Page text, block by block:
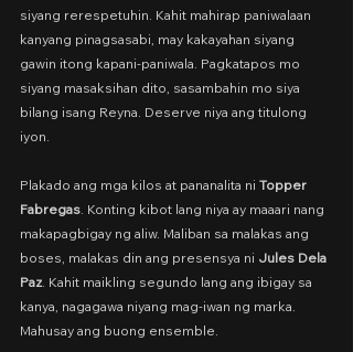
siyang rerespetuhin. Kahit mahirap paniwalaan
kanyang pinagsasabi, may kakayahan siyang
gawin itong kapani-paniwala. Pagkatapos mo
siyang masaksihan dito, sasambahin mo siya
bilang isang Reyna. Deserve niya ang titulong
iyon.
Plakado ang mga kilos at pananalita ni Topper
Fabregas. Konting kibot lang niya ay maaari nang
makapagbigay ng aliw. Maliban sa malakas ang
boses, malakas din ang presensya ni Jules Dela
Paz. Kahit maikling segundo lang ang ibigay sa
kanya, nagagawa niyang mag-iwan ng marka.
Mahusay ang buong ensemble.